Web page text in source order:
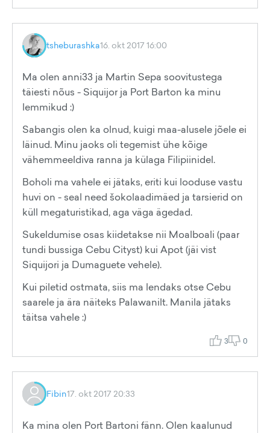
tsheburashka16. okt 2017 16:00
Ma olen anni33 ja Martin Sepa soovitustega
täiesti nõus - Siquijor ja Port Barton ka minu
lemmikud :)
Sabangis olen ka olnud, kuigi maa-alusele jõele ei
läinud. Minu jaoks oli tegemist ühe kõige
vähemmeeldiva ranna ja külaga Filipiinidel.
Boholi ma vahele ei jätaks, eriti kui looduse vastu
huvi on - seal need šokolaadimäed ja tarsierid on
küll megaturistikad, aga väga ägedad.
Sukeldumise osas kiidetakse nii Moalboali (paar
tundi bussiga Cebu Cityst) kui Apot (jäi vist
Siquijori ja Dumaguete vehele).
Kui piletid ostmata, siis ma lendaks otse Cebu
saarele ja ära näiteks Palawanilt. Manila jätaks
täitsa vahele :)
3 0
Fibin17. okt 2017 20:33
Ka mina olen Port Bartoni fänn. Olen kaalunud